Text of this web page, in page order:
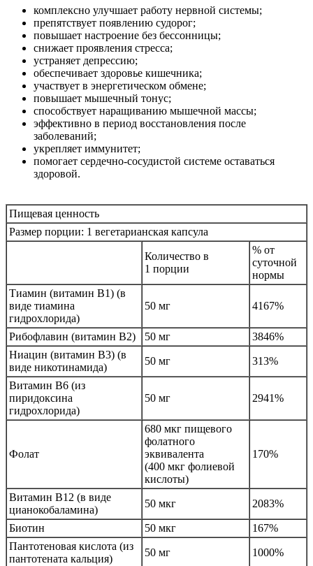
комплексно улучшает работу нервной системы;
препятствует появлению судорог;
повышает настроение без бессонницы;
снижает проявления стресса;
устраняет депрессию;
обеспечивает здоровье кишечника;
участвует в энергетическом обмене;
повышает мышечный тонус;
способствует наращиванию мышечной массы;
эффективно в период восстановления после
заболеваний;
укрепляет иммунитет;
помогает сердечно-сосудистой системе оставаться
здоровой.
Пищевая ценность
Размер порции: 1 вегетарианская капсула
Количество в
1 порции
% от
суточной
нормы
Тиамин (витамин B1) (в
виде тиамина
гидрохлорида)
50 мг 4167%
Рибофлавин (витамин B2) 50 мг
3846%
Ниацин (витамин B3) (в
виде никотинамида)
50 мг 313%
Витамин B6 (из
пиридоксина
гидрохлорида)
50 мг 2941%
Фолат
680 мкг пищевого
фолатного
эквивалента
(400 мкг фолиевой
кислоты)
170%
Витамин B12 (в виде
цианокобаламина)
50 мкг 2083%
Биотин 50 мкг
167%
Пантотеновая кислота (из
пантотената кальция)
50 мг 1000%